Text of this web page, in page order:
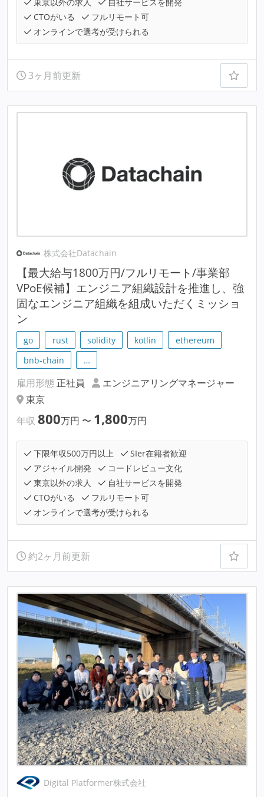
東京以外の求人
自社サービスを開発
CTOがいる
フルリモート可
オンラインで選考が受けられる
3ヶ月前更新
株式会社Datachain
【最大給与1800万円/フルリモート/事業部
VPoE候補】エンジニア組織設計を推進し、強
固なエンジニア組織を組成いただくミッショ
ン
go rust solidity kotlin
ethereum
bnb-chain
…
雇用形態 正社員
エンジニアリングマネージャー
東京
年収 800万円 〜 1,800万円
下限年収500万円以上
SIer在籍者歓迎
アジャイル開発
コードレビュー文化
東京以外の求人
自社サービスを開発
CTOがいる
フルリモート可
オンラインで選考が受けられる
約2ヶ月前更新
Digital Platformer株式会社